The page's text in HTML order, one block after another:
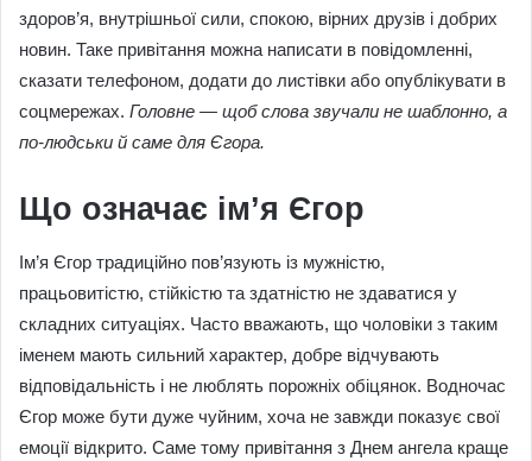
здоров’я, внутрішньої сили, спокою, вірних друзів і добрих
новин. Таке привітання можна написати в повідомленні,
сказати телефоном, додати до листівки або опублікувати в
соцмережах. Головне — щоб слова звучали не шаблонно, а
по-людськи й саме для Єгора.
Що означає ім’я Єгор
Ім’я Єгор традиційно пов’язують із мужністю,
працьовитістю, стійкістю та здатністю не здаватися у
складних ситуаціях. Часто вважають, що чоловіки з таким
іменем мають сильний характер, добре відчувають
відповідальність і не люблять порожніх обіцянок. Водночас
Єгор може бути дуже чуйним, хоча не завжди показує свої
емоції відкрито. Саме тому привітання з Днем ангела краще